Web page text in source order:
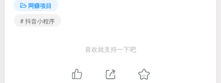
网赚项目
# 抖音小程序
喜欢就支持一下吧